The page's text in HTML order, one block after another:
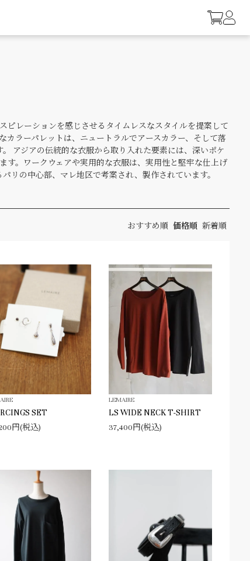
ピレーションを感じさせるタイムレスなスタイルを提案して
ラーパレットは、ニュートラルでアースカラー、そして落
アジアの伝統的な衣服から取り入れた要素には、深いポケ
す。ワークウェアや実用的な衣服は、実用性と堅牢な仕上げ
リの中心部、マレ地区で考案され、製作されています。
おすすめ順 価格順 新着順
SET
円(税込)
LEMAIRE
LS WIDE NECK T-SHIRT
37,400円(税込)